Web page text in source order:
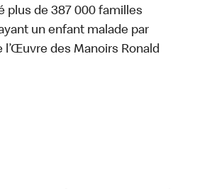
plus de 387 000 familles
un enfant malade par
l’Œuvre des Manoirs Ronald